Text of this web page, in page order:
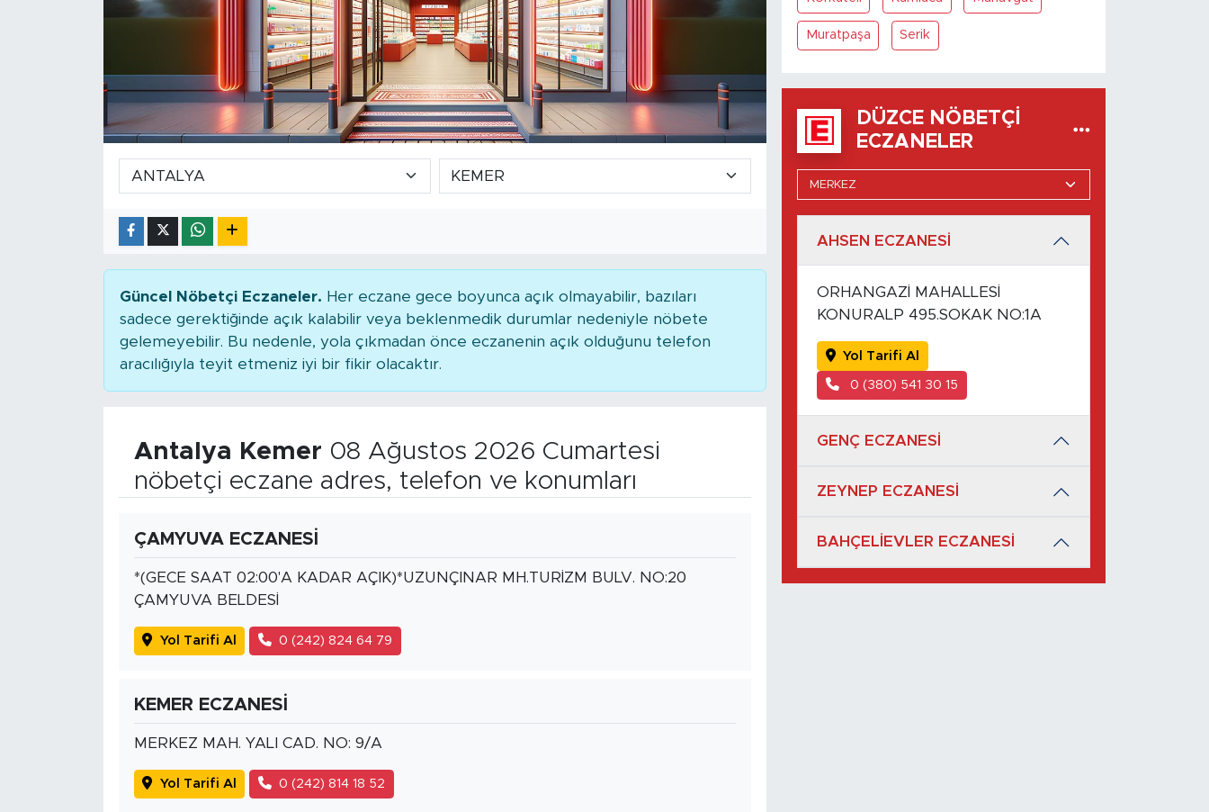
Güncel Nöbetçi Eczaneler. Her eczane gece boyunca açık olmayabilir, bazıları
sadece gerektiğinde açık kalabilir veya beklenmedik durumlar nedeniyle nöbete
gelemeyebilir. Bu nedenle, yola çıkmadan önce eczanenin açık olduğunu telefon
aracılığıyla teyit etmeniz iyi bir fikir olacaktır.
Antalya Kemer 08 Ağustos 2026 Cumartesi
nöbetçi eczane adres, telefon ve konumları
ÇAMYUVA ECZANESİ
*(GECE SAAT 02:00'A KADAR AÇIK)*UZUNÇINAR MH.TURİZM BULV. NO:20
ÇAMYUVA BELDESİ
Yol Tarifi Al 0 (242) 824 64 79
KEMER ECZANESİ
MERKEZ MAH. YALI CAD. NO: 9/A
Yol Tarifi Al 0 (242) 814 18 52
Muratpaşa Serik
DÜZCE NÖBETÇI
ECZANELER
AHSEN ECZANESİ
ORHANGAZİ MAHALLESİ
KONURALP 495.SOKAK NO:1A
Yol Tarifi Al
0 (380) 541 30 15
GENÇ ECZANESİ
ZEYNEP ECZANESİ
BAHÇELİEVLER ECZANESİ